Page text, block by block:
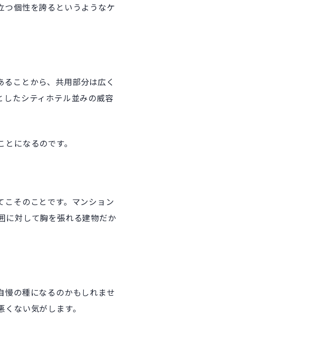
つ個性を誇るというようなケ
ことから、共用部分は広く
たシティホテル並みの威容
になるのです。
そのことです。マンション
に対して胸を張れる建物だか
慢の種になるのかもしれませ
ない気がします。